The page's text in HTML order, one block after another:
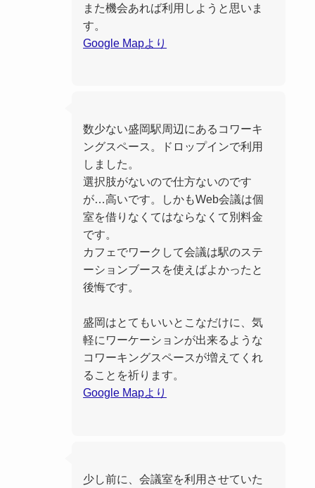
また機会あれば利用しようと思いま
す。
Google Mapより
数少ない盛岡駅周辺にあるコワーキ
ングスペース。ドロップインで利用
しました。
選択肢がないので仕方ないのです
が…高いです。しかもWeb会議は個
室を借りなくてはならなくて別料金
です。
カフェでワークして会議は駅のステ
ーションブースを使えばよかったと
後悔です。
盛岡はとてもいいとこなだけに、気
軽にワーケーションが出来るような
コワーキングスペースが増えてくれ
ることを祈ります。
Google Mapより
少し前に、会議室を利用させていた